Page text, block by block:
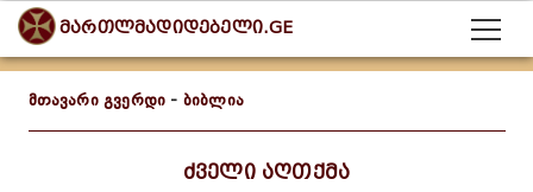
მართლმადიდებელი.GE
მთავარი გვერდი - ბიბლია
ძველი აღთქმა